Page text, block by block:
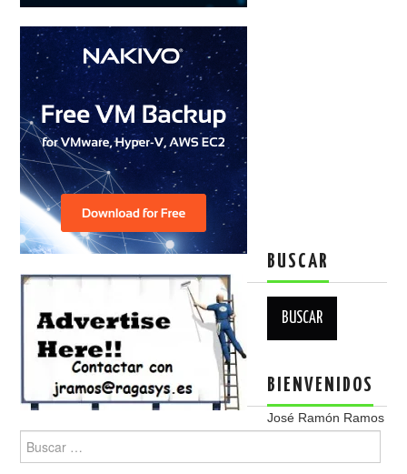
BUSCAR
BIENVENIDOS
José Ramón Ramos